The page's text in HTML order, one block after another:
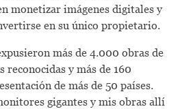
monetizar imágenes digitales y
en su único propietario.
más de 4.000 obras de
reconocidas y más de 160
de más de 50 países.
gigantes y mis obras allí